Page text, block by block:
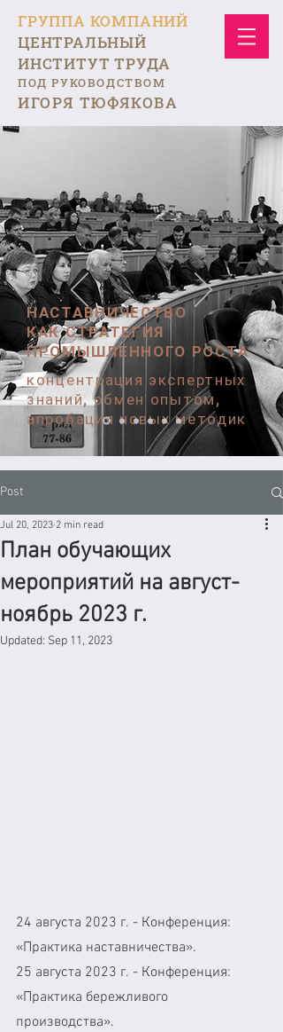
ГРУППА КОМПАНИЙ
ЦЕНТРАЛЬНЫЙ
ИНСТИТУТ ТРУДА
ПОД РУКОВОДСТВОМ
ИГОРЯ ТЮФЯКОВА
НАСТАВНИЧЕСТВО
КАК СТРАТЕГИЯ
ПРОМЫШЛЕННОГО РОСТА
концентрация экспертных
знаний, обмен опытом,
апробация новых методик
Post
План обучающих
мероприятий на август-
ноябрь 2023 г.
Jul 20, 2023 2 min read
Updated: Sep 11, 2023
24 августа 2023 г. - Конференция:
«Практика наставничества».
25 августа 2023 г. - Конференция:
«Практика бережливого
производства».